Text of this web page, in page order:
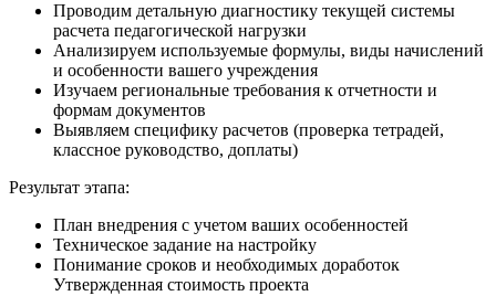
Проводим детальную диагностику текущей системы
расчета педагогической нагрузки
Анализируем используемые формулы, виды начислений
и особенности вашего учреждения
Изучаем региональные требования к отчетности и
формам документов
Выявляем специфику расчетов (проверка тетрадей,
классное руководство, доплаты)
Результат этапа:
План внедрения с учетом ваших особенностей
Техническое задание на настройку
Понимание сроков и необходимых доработок
Утвержденная стоимость проекта